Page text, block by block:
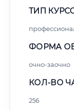
ТИП
ФОРМА
очно-заочно
КОЛ-ВО
256